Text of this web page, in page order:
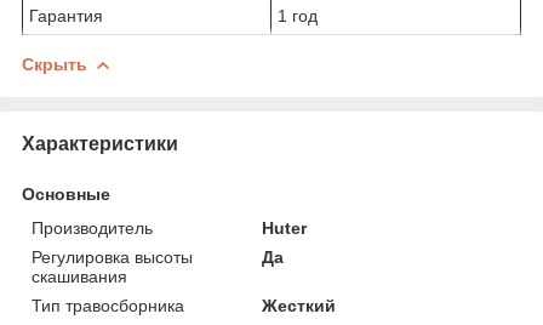
Гарантия
1 год
Скрыть
Характеристики
Основные
Производитель
Huter
Регулировка высоты
скашивания
Да
Тип травосборника
Жесткий